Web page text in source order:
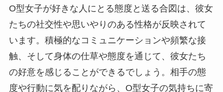
O型女子が好きな人にとる態度と送る合図は、彼女
たちの社交性や思いやりのある性格が反映されて
います。積極的なコミュニケーションや頻繁な接
触、そして身体の仕草や態度を通じて、彼女たち
の好意を感じることができるでしょう。相手の態
度や行動に気を配りながら、O型女子の気持ちに寄